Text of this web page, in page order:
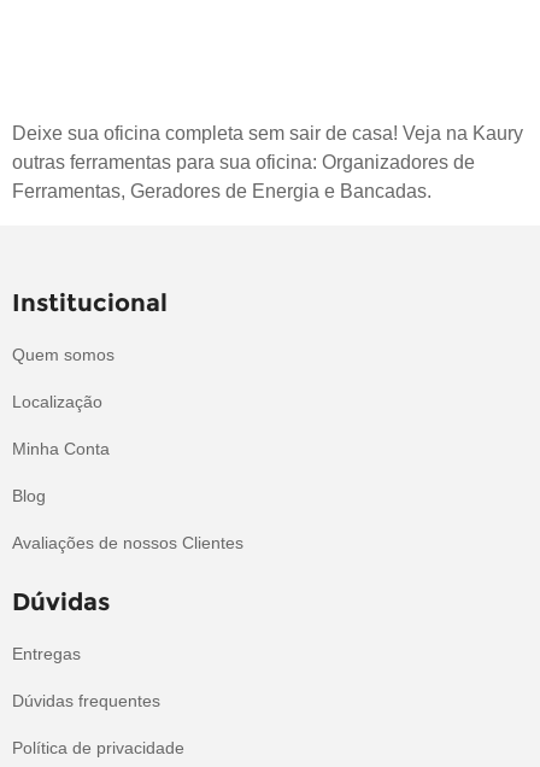
Deixe sua oficina completa sem sair de casa! Veja na Kaury
outras ferramentas para sua oficina: Organizadores de
Ferramentas, Geradores de Energia e Bancadas.
Institucional
Quem somos
Localização
Minha Conta
Blog
Avaliações de nossos Clientes
Dúvidas
Entregas
Dúvidas frequentes
Política de privacidade